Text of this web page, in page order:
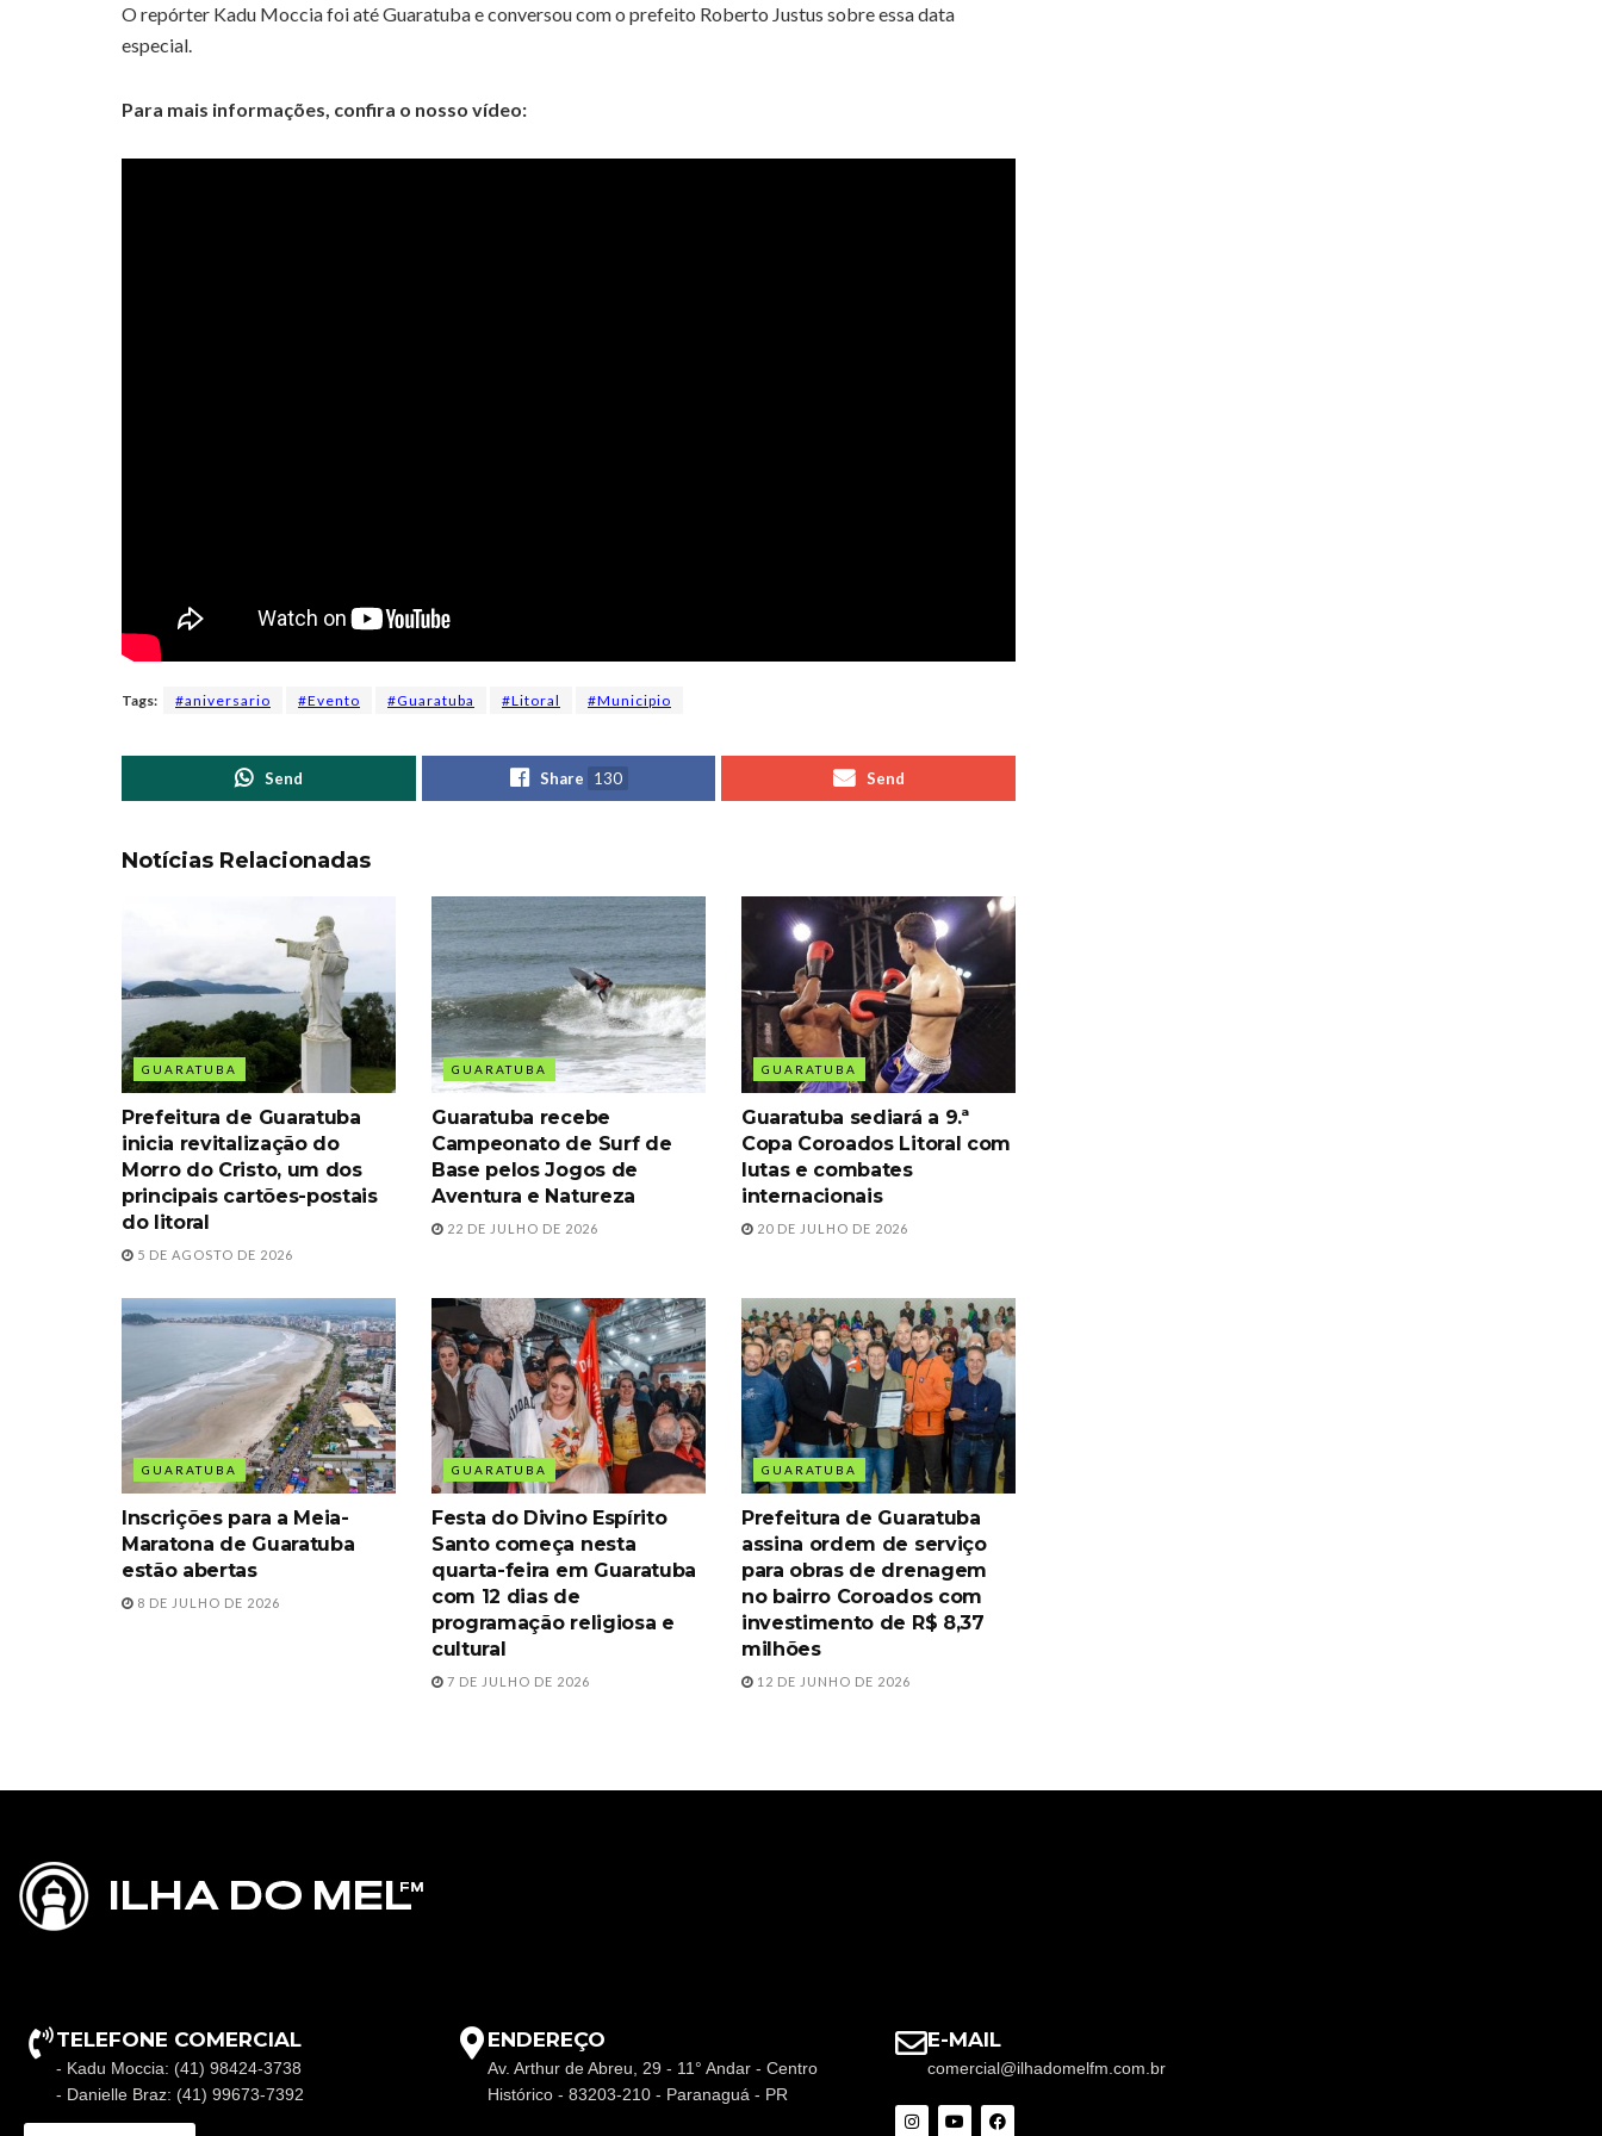
O repórter Kadu Moccia foi até Guaratuba e conversou com o prefeito Roberto Justus sobre essa data
especial.
Para mais informações, confira o nosso vídeo:
Tags: #aniversario #Evento #Guaratuba #Litoral #Municipio
Send Share 130 Send
Notícias Relacionadas
GUARATUBA
Prefeitura de Guaratuba
inicia revitalização do
Morro do Cristo, um dos
principais cartões-postais
do litoral
5 DE AGOSTO DE 2026
GUARATUBA
Guaratuba recebe
Campeonato de Surf de
Base pelos Jogos de
Aventura e Natureza
22 DE JULHO DE 2026
GUARATUBA
Guaratuba sediará a 9.ª
Copa Coroados Litoral com
lutas e combates
internacionais
20 DE JULHO DE 2026
GUARATUBA
Inscrições para a Meia-
Maratona de Guaratuba
estão abertas
8 DE JULHO DE 2026
GUARATUBA
Festa do Divino Espírito
Santo começa nesta
quarta-feira em Guaratuba
com 12 dias de
programação religiosa e
cultural
7 DE JULHO DE 2026
GUARATUBA
Prefeitura de Guaratuba
assina ordem de serviço
para obras de drenagem
no bairro Coroados com
investimento de R$ 8,37
milhões
12 DE JUNHO DE 2026
TELEFONE COMERCIAL
- Kadu Moccia: (41) 98424-3738
- Danielle Braz: (41) 99673-7392
ENDEREÇO
Av. Arthur de Abreu, 29 - 11° Andar - Centro
Histórico - 83203-210 - Paranaguá - PR
E-MAIL
comercial@ilhadomelfm.com.br